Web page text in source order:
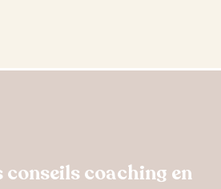
conseils coaching en